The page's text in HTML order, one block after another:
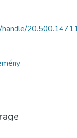
handle/